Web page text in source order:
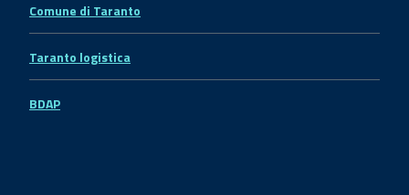
Comune di Taranto
Taranto logistica
BDAP